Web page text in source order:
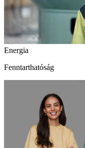
Energia
Fenntarthatóság